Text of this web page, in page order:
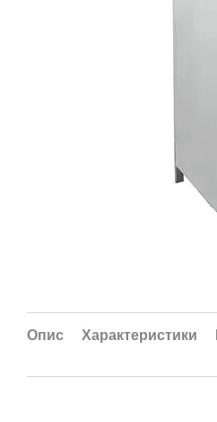
Опис Характеристики